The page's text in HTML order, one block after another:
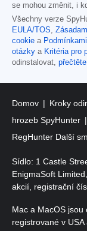
se mohou změnit, i
Všechny verze
EULA/TOS,
cookie a
otázky a Kritéria pro
odinstalovat,
Domov Kroky
hrozeb SpyHunter
RegHunter Další
Sídlo: 1 Castle
EnigmaSoft
akcií, registrační
Mac a MacOS jsou
registrované v USA